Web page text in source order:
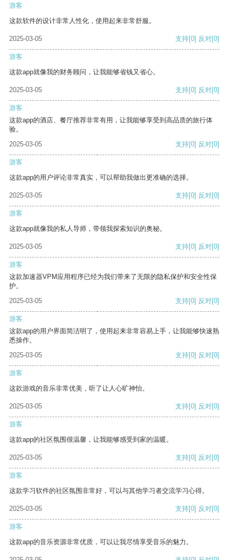
游客
这款软件的设计非常人性化，使用起来非常舒服。
2025-03-05 支持[0] 反对[0]
游客
这款app就像我的财务顾问，让我能够省钱又省心。
2025-03-05 支持[0] 反对[0]
游客
这款app的酒店、餐厅推荐非常有用，让我能够享受到高品质的旅行体
验。
2025-03-05
支持[0] 反对[0]
游客
这款app的用户评论非常真实，可以帮助我做出更准确的选择。
2025-03-05 支持[0] 反对[0]
游客
这款app就像我的私人导师，带领我探索知识的奥秘。
2025-03-05 支持[0] 反对[0]
游客
这款加速器VPM应用程序已经为我们带来了无限的隐私保护和安全性保
护。
2025-03-05
支持[0] 反对[0]
游客
这款app的用户界面简洁明了，使用起来非常容易上手，让我能够快速熟
悉操作。
2025-03-05
支持[0] 反对[0]
游客
这款游戏的音乐非常优美，听了让人心旷神怡。
2025-03-05 支持[0] 反对[0]
游客
这款app的社区氛围很温馨，让我能够感受到家的温暖。
2025-03-05 支持[0] 反对[0]
游客
这款学习软件的社区氛围非常好，可以与其他学习者交流学习心得。
2025-03-05 支持[0] 反对[0]
游客
这款app的音乐资源非常优质，可以让我尽情享受音乐的魅力。